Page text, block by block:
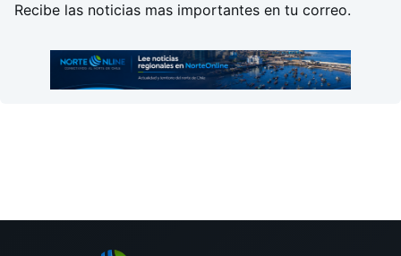
Recibe las noticias mas importantes en tu correo.